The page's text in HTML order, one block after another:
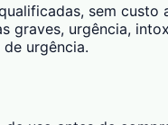
sem custo
graves, urgência,
urgência.